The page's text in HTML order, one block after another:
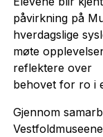
påvirkning på
hverdagslige
møte
reflektere over
behovet for ro i
Gjennom